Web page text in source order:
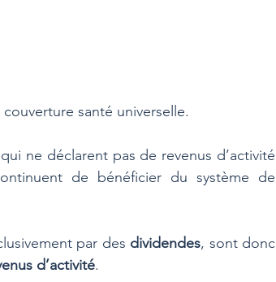
santé universelle.
ne déclarent pas de revenus d’activité
de bénéficier du système de
par des dividendes, sont donc
d’activité.